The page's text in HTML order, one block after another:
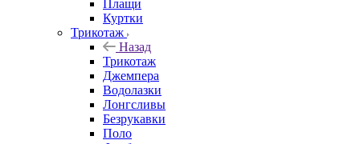
Плащи
Куртки
Трикотаж
Назад
Трикотаж
Джемпера
Водолазки
Лонгсливы
Безрукавки
Поло